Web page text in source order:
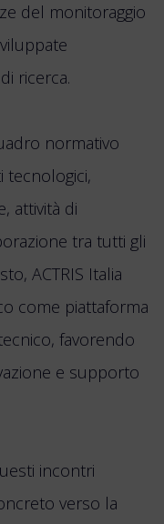
del monitoraggio
ricerca.
normativo
tecnologici,
attività di
tra tutti gli
ACTRIS Italia
come piattaforma
favorendo
e supporto
incontri
verso la